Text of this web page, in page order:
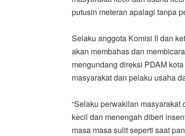
putusin meteran apalagi tanpa
Selaku anggota Komisi II dan
akan membahas dan
mengundang direksi PDAM
masyarakat dan pelaku usaha
“Selaku perwakilan
kecil dan menengah diberi
masa masa sulit seperti saat